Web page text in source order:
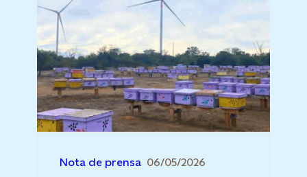
Nota de prensa 06/05/2026